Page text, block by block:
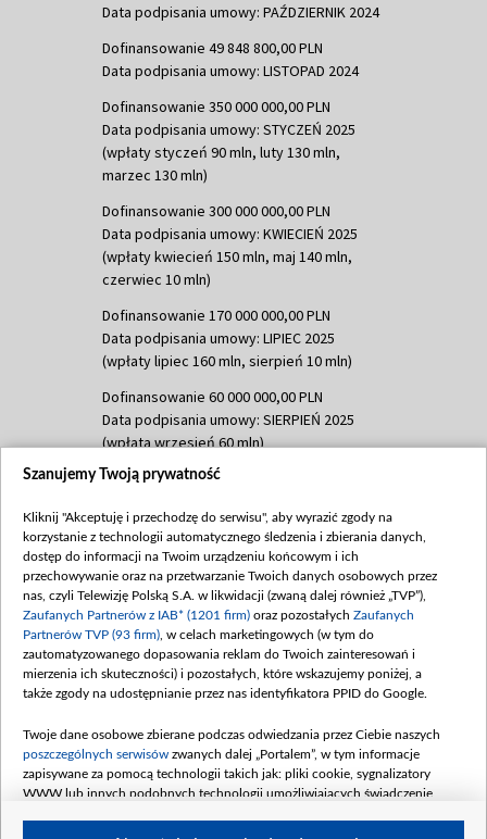
Data podpisania umowy: PAŹDZIERNIK 2024
Dofinansowanie 49 848 800,00 PLN
Data podpisania umowy: LISTOPAD 2024
Dofinansowanie 350 000 000,00 PLN
Data podpisania umowy: STYCZEŃ 2025
(wpłaty styczeń 90 mln, luty 130 mln,
marzec 130 mln)
Dofinansowanie 300 000 000,00 PLN
Data podpisania umowy: KWIECIEŃ 2025
(wpłaty kwiecień 150 mln, maj 140 mln,
czerwiec 10 mln)
Dofinansowanie 170 000 000,00 PLN
Data podpisania umowy: LIPIEC 2025
(wpłaty lipiec 160 mln, sierpień 10 mln)
Dofinansowanie 60 000 000,00 PLN
Data podpisania umowy: SIERPIEŃ 2025
(wpłata wrzesień 60 mln)
Dofinansowanie 635 783 051,21 PLN
(wpłata wrzesień 100 mln, październik 350
mln, listopad 265 mln)
Dofinansowanie 48 862 000,00 PLN
Data podpisania umowy: GRUDZIEŃ 2025
(wpłata grudzień 60,548 mln)
Dofinansowanie 900 000 000,00 PLN
Data podpisania umowy: LUTY 2026 (wpłata
kwiecień 180 mln, 7 maja 180 mln, 8
czerwca 90 mln)
Dofinansowanie 250 000 000,00 PLN
Szanujemy Twoją prywatność
Kliknij "Akceptuję i przechodzę do serwisu", aby wyrazić zgody na
korzystanie z technologii automatycznego śledzenia i zbierania danych,
dostęp do informacji na Twoim urządzeniu końcowym i ich
przechowywanie oraz na przetwarzanie Twoich danych osobowych przez
nas, czyli Telewizję Polską S.A. w likwidacji (zwaną dalej również „TVP”),
Zaufanych Partnerów z IAB* (1201 firm) oraz pozostałych Zaufanych
Partnerów TVP (93 firm) , w celach marketingowych (w tym do
zautomatyzowanego dopasowania reklam do Twoich zainteresowań i
mierzenia ich skuteczności) i pozostałych, które wskazujemy poniżej, a
także zgody na udostępnianie przez nas identyfikatora PPID do Google.
Twoje dane osobowe zbierane podczas odwiedzania przez Ciebie naszych
poszczególnych serwisów zwanych dalej „Portalem”, w tym informacje
zapisywane za pomocą technologii takich jak: pliki cookie, sygnalizatory
WWW lub innych podobnych technologii umożliwiających świadczenie